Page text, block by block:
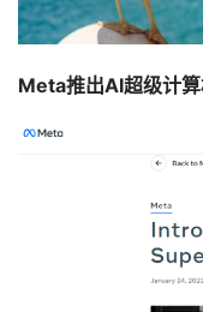
Meta推出AI超级计